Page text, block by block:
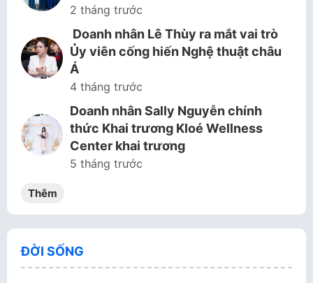
2 tháng trước
Doanh nhân Lê Thùy ra mắt vai trò
Ủy viên cống hiến Nghệ thuật châu
Á
4 tháng trước
Doanh nhân Sally Nguyễn chính
thức Khai trương Kloé Wellness
Center khai trương
5 tháng trước
Thêm
ĐỜI SỐNG